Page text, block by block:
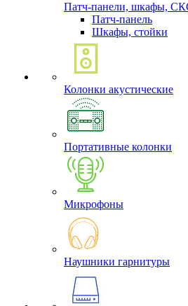
Патч-панели, шкафы,
Патч-панель
Шкафы, стойки
Колонки акустические
Портативные колонки
Микрофоны
Наушники гарнитуры